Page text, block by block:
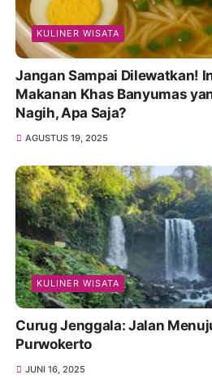
KULINER WISATA
Jangan Sampai Dilewatkan!
Makanan Khas Banyumas
Nagih, Apa Saja?
AGUSTUS 19, 2025
KULINER WISATA
Curug Jenggala: Jalan
Purwokerto
JUNI 16, 2025